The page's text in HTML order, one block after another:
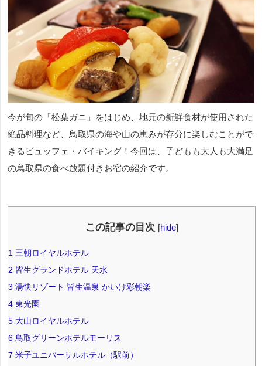
今が旬の「松葉ガニ」をはじめ、地元の新鮮食材が使用された
絶品料理など、鳥取県の海や山の恵みが存分に楽しむことがで
きるビュッフェ・バイキング！今回は、子どもも大人も大満足
の鳥取県の食べ放題付きお宿の紹介です。
この記事の目次 [hide]
1 三朝ロイヤルホテル
2 皆生グランドホテル 天水
3 湯快リゾート 皆生温泉 かいけ彩朝楽
4 東光園
5 大山ロイヤルホテル
6 鳥取グリーンホテルモーリス
7 米子ユニバーサルホテル（駅前）